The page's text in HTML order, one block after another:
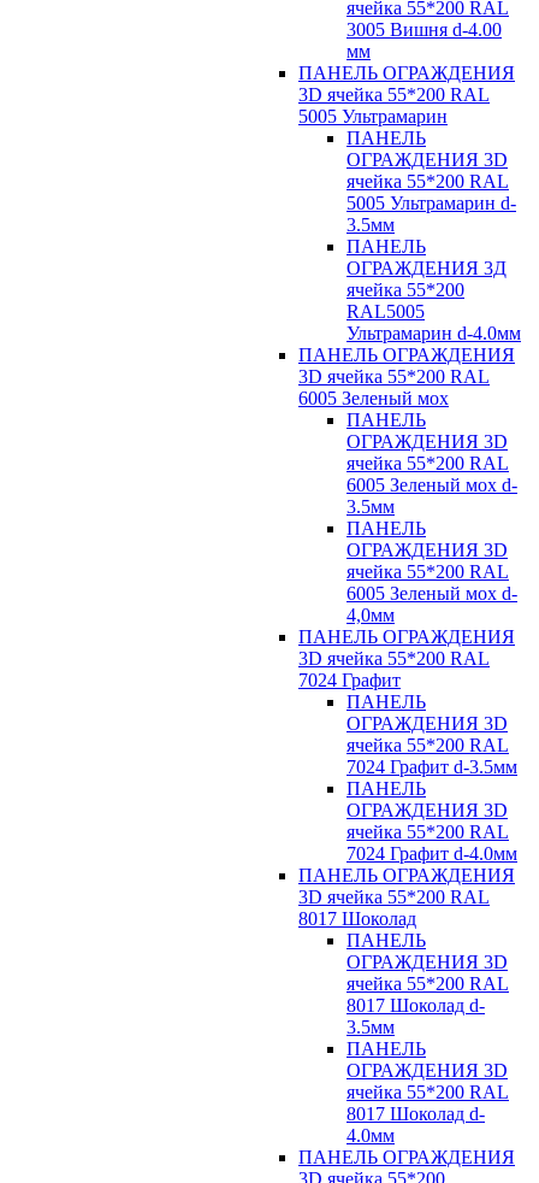
ячейка 55*200 RAL
3005 Вишня d-4.00
мм
ПАНЕЛЬ ОГРАЖДЕНИЯ
3D ячейка 55*200 RAL
5005 Ультрамарин
ПАНЕЛЬ
ОГРАЖДЕНИЯ 3D
ячейка 55*200 RAL
5005 Ультрамарин d-
3.5мм
ПАНЕЛЬ
ОГРАЖДЕНИЯ 3Д
ячейка 55*200
RAL5005
Ультрамарин d-4.0мм
ПАНЕЛЬ ОГРАЖДЕНИЯ
3D ячейка 55*200 RAL
6005 Зеленый мох
ПАНЕЛЬ
ОГРАЖДЕНИЯ 3D
ячейка 55*200 RAL
6005 Зеленый мох d-
3.5мм
ПАНЕЛЬ
ОГРАЖДЕНИЯ 3D
ячейка 55*200 RAL
6005 Зеленый мох d-
4,0мм
ПАНЕЛЬ ОГРАЖДЕНИЯ
3D ячейка 55*200 RAL
7024 Графит
ПАНЕЛЬ
ОГРАЖДЕНИЯ 3D
ячейка 55*200 RAL
7024 Графит d-3.5мм
ПАНЕЛЬ
ОГРАЖДЕНИЯ 3D
ячейка 55*200 RAL
7024 Графит d-4.0мм
ПАНЕЛЬ ОГРАЖДЕНИЯ
3D ячейка 55*200 RAL
8017 Шоколад
ПАНЕЛЬ
ОГРАЖДЕНИЯ 3D
ячейка 55*200 RAL
8017 Шоколад d-
3.5мм
ПАНЕЛЬ
ОГРАЖДЕНИЯ 3D
ячейка 55*200 RAL
8017 Шоколад d-
4.0мм
ПАНЕЛЬ ОГРАЖДЕНИЯ